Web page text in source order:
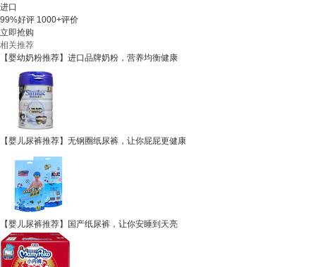
进口
99%好评 1000+评价
立即抢购
相关推荐
【婴幼奶粉推荐】进口品牌奶粉，营养均衡健康
【婴儿尿裤推荐】无钢圈纸尿裤，让你屁屁更健康
【婴儿尿裤推荐】国产纸尿裤，让你安睡到天亮